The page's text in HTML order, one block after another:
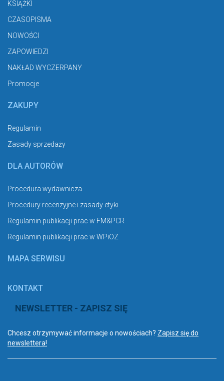
KSIĄŻKI
CZASOPISMA
NOWOŚCI
ZAPOWIEDZI
NAKŁAD WYCZERPANY
Promocje
ZAKUPY
Regulamin
Zasady sprzedaży
DLA AUTORÓW
Procedura wydawnicza
Procedury recenzyjne i zasady etyki
Regulamin publikacji prac w FM&PCR
Regulamin publikacji prac w WPiOZ
MAPA SERWISU
KONTAKT
NEWSLETTER - ZAPISZ SIĘ
Chcesz otrzymywać informacje o nowościach? Zapisz się do
newslettera!